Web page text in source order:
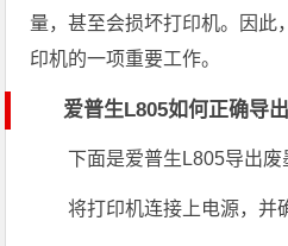
量，甚至会损坏打印机。因此
印机的一项重要工作。
爱普生L805如何正确导出
下面是爱普生L805导出废
将打印机连接上电源，并